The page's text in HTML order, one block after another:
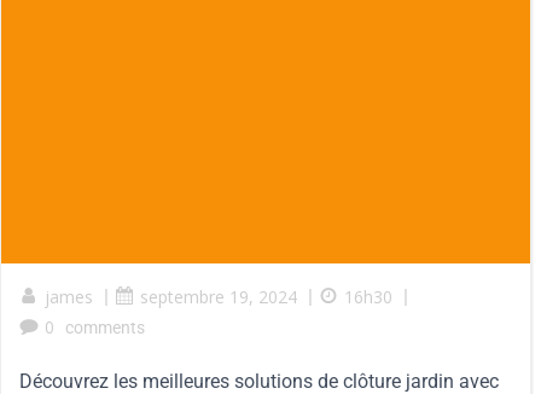
james | septembre 19, 2024 | 16h30 |
0
comments
Découvrez les meilleures solutions de clôture jardin avec